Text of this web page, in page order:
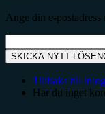
Ange din e-postadress
SKICKA NYTT
Tillbaka till
Har du inget